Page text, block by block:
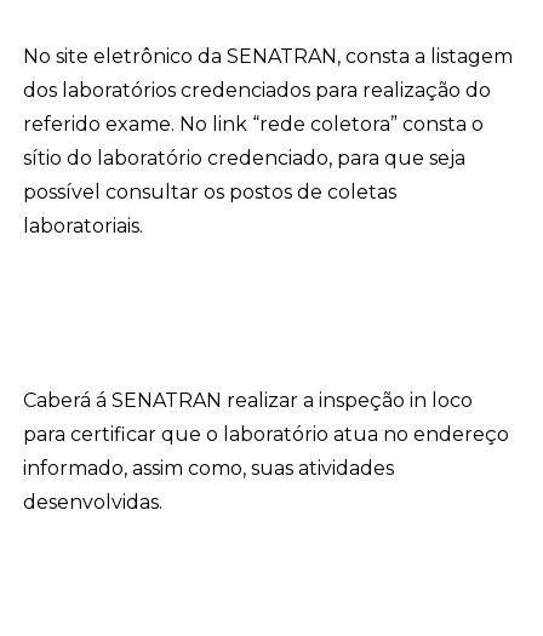
No site eletrônico da SENATRAN, consta a listagem
dos laboratórios credenciados para realização do
referido exame. No link “rede coletora” consta o
sítio do laboratório credenciado, para que seja
possível consultar os postos de coletas
laboratoriais.
Caberá á SENATRAN realizar a inspeção in loco
para certificar que o laboratório atua no endereço
informado, assim como, suas atividades
desenvolvidas.